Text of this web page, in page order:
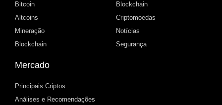
Bitcoin
Altcoins
Mineração
Blockchain
Blockchain
Criptomoedas
Notícias
Segurança
Mercado
Principais Criptos
Análises e Recomendações